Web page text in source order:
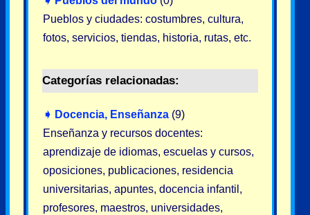
Pueblos y ciudades: costumbres, cultura,
fotos, servicios, tiendas, historia, rutas, etc.
Categorías relacionadas:
➧ Docencia, Enseñanza (9)
Enseñanza y recursos docentes:
aprendizaje de idiomas, escuelas y cursos,
oposiciones, publicaciones, residencia
universitarias, apuntes, docencia infantil,
profesores, maestros, universidades,